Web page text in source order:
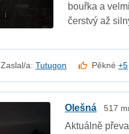
bouřka a
čerstvý až
Zaslal/a:Tutugon Pěkné+5
Olešná 517
Aktuálně